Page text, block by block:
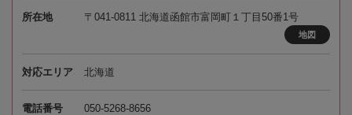
所在地 〒041-0811 北海道函館市富岡町１丁目50番1号
地図
対応エリア 北海道
電話番号 050-5268-8656